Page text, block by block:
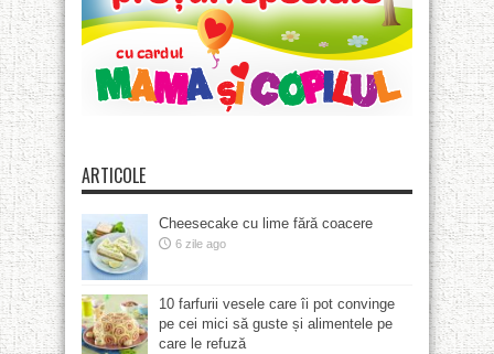
ARTICOLE
Cheesecake cu lime fără coacere
6 zile ago
10 farfurii vesele care îi pot convinge
pe cei mici să guste și alimentele pe
care le refuză